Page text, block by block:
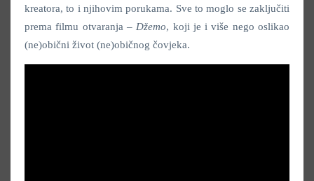
kreatora, to i njihovim porukama. Sve to moglo se zaključiti
prema filmu otvaranja – Džemo, koji je i više nego oslikao
(ne)obični život (ne)običnog čovjeka.